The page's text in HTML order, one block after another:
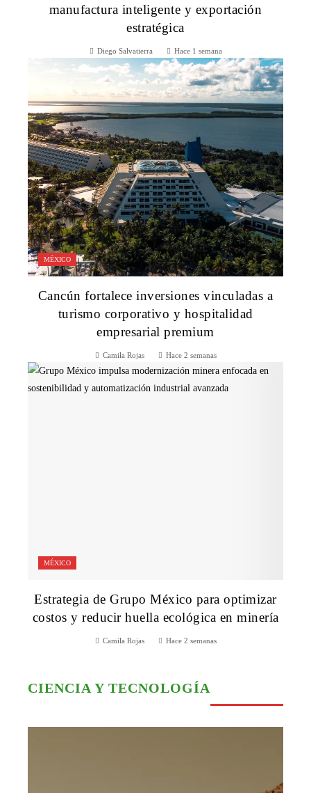
manufactura inteligente y exportación
estratégica
Diego Salvatierra Hace 1 semana
MÉXICO
Cancún fortalece inversiones vinculadas a
turismo corporativo y hospitalidad
empresarial premium
Camila Rojas Hace 2 semanas
MÉXICO
Estrategia de Grupo México para optimizar
costos y reducir huella ecológica en minería
Camila Rojas Hace 2 semanas
CIENCIA Y TECNOLOGÍA